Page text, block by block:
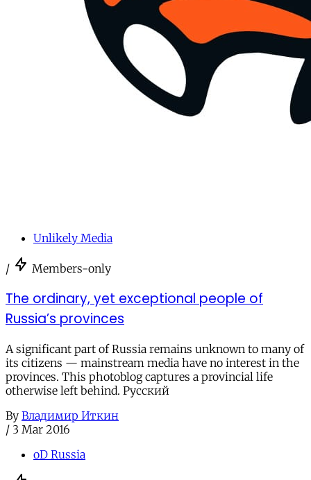
Unlikely Media
/ Members-only
The ordinary, yet exceptional people of
Russia’s provinces
A significant part of Russia remains unknown to many of
its citizens — mainstream media have no interest in the
provinces. This photoblog captures a provincial life
otherwise left behind. Русский
By Владимир Иткин
/ 3 Mar 2016
oD Russia